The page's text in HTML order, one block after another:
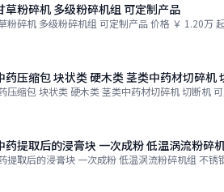
草粉碎机 多级粉碎机组 可定制产品
粉碎机 多级粉碎机组 可定制产品 价格 ￥ 1.20万
药压缩包 块状类 硬木类 茎类中药材切碎机
压缩包 块状类 硬木类 茎类中药材切碎机 切断机
药提取后的浸膏块 一次成粉 低温涡流粉碎
提取后的浸膏块 一次成粉 低温涡流粉碎机组 不锈